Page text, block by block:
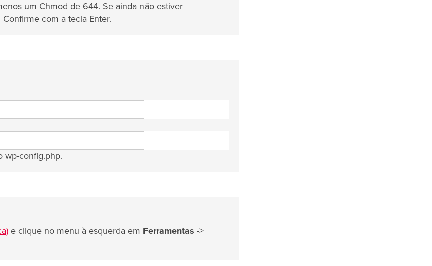
um Chmod de 644. Se ainda não estiver
com a tecla Enter.
wp-config.php.
e clique no menu à esquerda em Ferramentas ->